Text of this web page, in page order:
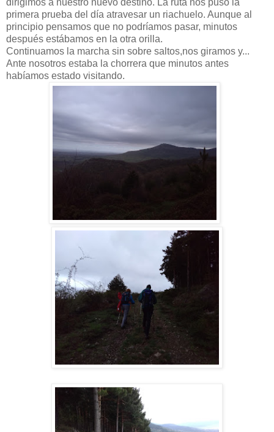
primera prueba del día atravesar un riachuelo. Aunque al
principio pensamos que no podríamos pasar, minutos
después estábamos en la otra orilla.
Continuamos la marcha sin sobre saltos,nos giramos y...
Ante nosotros estaba la chorrera que minutos antes
habíamos estado visitando.